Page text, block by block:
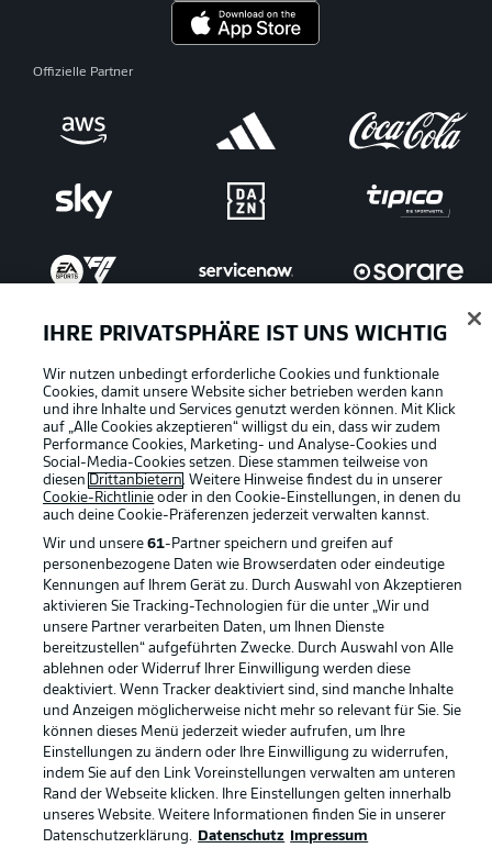
Offizielle Partner
Rechtliche Hinweise Voreinstellungen verwalten
Datenschutz Nutzungsbedingungen
Kontakt Jobs
Impressum Partner
Spieler Liveticker
AGB
IHRE PRIVATSPHÄRE IST UNS WICHTIG
Wir nutzen unbedingt erforderliche Cookies und funktionale
Cookies, damit unsere Website sicher betrieben werden kann
und ihre Inhalte und Services genutzt werden können. Mit Klick
auf „Alle Cookies akzeptieren“ willigst du ein, dass wir zudem
Performance Cookies, Marketing- und Analyse-Cookies und
Social-Media-Cookies setzen. Diese stammen teilweise von
diesen Drittanbietern. Weitere Hinweise findest du in unserer
Cookie-Richtlinie oder in den Cookie-Einstellungen, in denen du
auch deine Cookie-Präferenzen jederzeit verwalten kannst.
Wir und unsere61-Partner speichern und greifen auf
personenbezogene Daten wie Browserdaten oder eindeutige
Kennungen auf Ihrem Gerät zu. Durch Auswahl von Akzeptieren
aktivieren Sie Tracking-Technologien für die unter „Wir und
unsere Partner verarbeiten Daten, um Ihnen Dienste
bereitzustellen“ aufgeführten Zwecke. Durch Auswahl von Alle
ablehnen oder Widerruf Ihrer Einwilligung werden diese
deaktiviert. Wenn Tracker deaktiviert sind, sind manche Inhalte
und Anzeigen möglicherweise nicht mehr so relevant für Sie. Sie
können dieses Menü jederzeit wieder aufrufen, um Ihre
Einstellungen zu ändern oder Ihre Einwilligung zu widerrufen,
indem Sie auf den Link Voreinstellungen verwalten am unteren
Rand der Webseite klicken. Ihre Einstellungen gelten innerhalb
unseres Website. Weitere Informationen finden Sie in unserer
Datenschutzerklärung.
Datenschutz Impressum